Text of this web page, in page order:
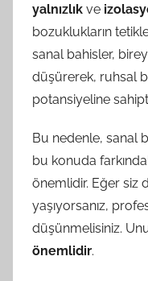
yalnızlık ve
bozuklukların
sanal bahisler,
düşürerek, ruhsal
potansiyeline
Bu nedenle, sanal
bu konuda
önemlidir. Eğer siz
yaşıyorsanız,
düşünmelisiniz.
önemlidir.